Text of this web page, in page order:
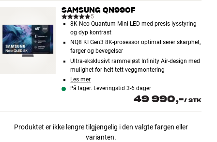
SAMSUNG QN990F
5
8K Neo Quantum Mini-LED med presis lysstyring
og dyp kontrast
NQ8 KI Gen3 8K-prosessor optimaliserer skarphet,
farger og bevegelser
Ultra-eksklusivt rammeløst Infinity Air-design med
mulighet for helt tett veggmontering
Les mer
På lager. Leveringstid 3-6 dager
49 990,-/ STK
Produktet er ikke lengre tilgjengelig i den valgte fargen eller
varianten.